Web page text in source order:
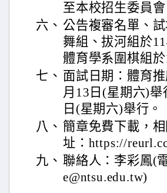
至本校招生委員
六、 公告複審名單、
舞組、拔河組於
體育學系圍棋組
七、 面試日期：體育
月13日(星期六)
日(星期六)舉行。
八、 簡章免費下載，
址：https://
九、 聯絡人：李彩鳳(
e@ntsu.edu.tw)